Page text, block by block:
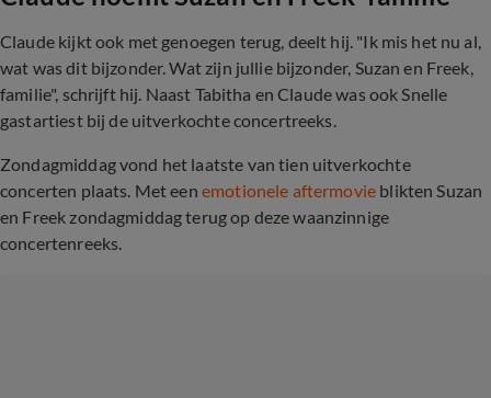
Claude kijkt ook met genoegen terug, deelt hij. "Ik mis het nu al,
wat was dit bijzonder. Wat zijn jullie bijzonder, Suzan en Freek,
familie", schrijft hij. Naast Tabitha en Claude was ook Snelle
gastartiest bij de uitverkochte concertreeks.
Zondagmiddag vond het laatste van tien uitverkochte
concerten plaats. Met een emotionele aftermovie blikten Suzan
en Freek zondagmiddag terug op deze waanzinnige
concertenreeks.